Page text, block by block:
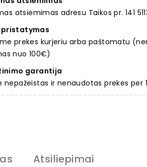
atsiėmimas adresu Taikos pr. 141
pristatymas
prekes kurjeriu arba paštomatu
nuo 100€)
garantija
nepažeistas ir nenaudotas prekes per
Atsiliepimai